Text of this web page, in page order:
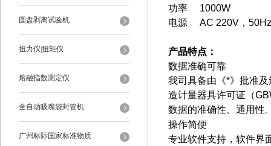
圆盘剥离试验机
扭力仪|扭矩仪
熔融指数测定仪
全自动吸嘴袋封管机
广州标际国家标准物质
功率 1000W
电源 AC 220V，
产品特点：
数据准确可靠
我司具备由《*》批准
造计量器具许可证（
数据的准确性、通用性
操作简便
专业软件支持，软件界